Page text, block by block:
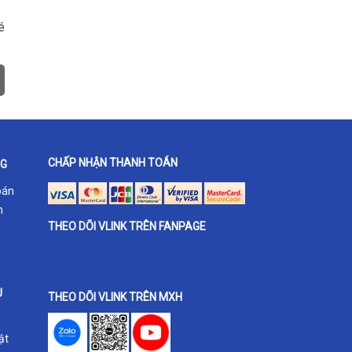
CHẤP NHẬN THANH TOÁN
THEO DÕI VLINK TRÊN FANPAGE
THEO DÕI VLINK TRÊN MXH